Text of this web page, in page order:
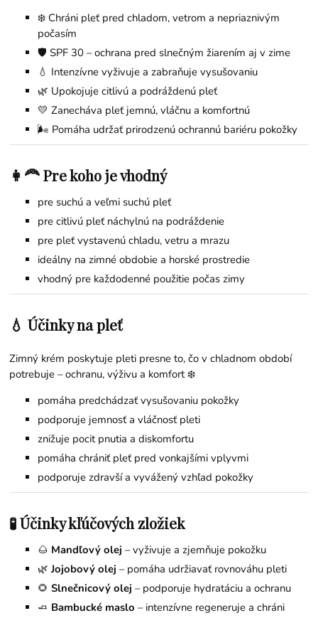
❄️ Chráni pleť pred chladom, vetrom a nepriaznivým
počasím
🛡️ SPF 30 – ochrana pred slnečným žiarením aj v zime
💧 Intenzívne vyživuje a zabraňuje vysušovaniu
🌿 Upokojuje citlivú a podráždenú pleť
💛 Zanecháva pleť jemnú, vláčnu a komfortnú
🌬️ Pomáha udržať prirodzenú ochrannú bariéru pokožky
👩‍🦰 Pre koho je vhodný
pre suchú a veľmi suchú pleť
pre citlivú pleť náchylnú na podráždenie
pre pleť vystavenú chladu, vetru a mrazu
ideálny na zimné obdobie a horské prostredie
vhodný pre každodenné použitie počas zimy
💧 Účinky na pleť
Zimný krém poskytuje pleti presne to, čo v chladnom období
potrebuje – ochranu, výživu a komfort ❄️
pomáha predchádzať vysušovaniu pokožky
podporuje jemnosť a vláčnosť pleti
znižuje pocit pnutia a diskomfortu
pomáha chrániť pleť pred vonkajšími vplyvmi
podporuje zdravší a vyvážený vzhľad pokožky
🧪 Účinky kľúčových zložiek
🌰 Mandľový olej – vyživuje a zjemňuje pokožku
🌿Jojobový olej – pomáha udržiavať rovnováhu pleti
🌻Slnečnicový olej – podporuje hydratáciu a ochranu
🧈 Bambucké maslo – intenzívne regeneruje a chráni